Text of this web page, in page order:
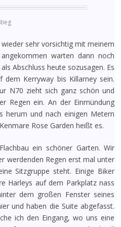
sehr vorsichtig mit meinem
warten dann noch
Abschluss heute sozusagen. Es
Kerryway bis Killarney sein.
N70 zieht sich ganz schön und
Regen ein. An der Einmündung
herum und nach einigen Metern
Rose Garden heißt es.
ein schöner Garten. Wir
werdenden Regen erst mal unter
Sitzgruppe steht. Einige Biker
Harleys auf dem Parkplatz nass
dem großen Fenster seines
und haben die Suite abgefasst.
ich den Eingang, wo uns eine